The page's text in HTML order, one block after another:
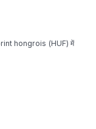
hongrois (HUF) में